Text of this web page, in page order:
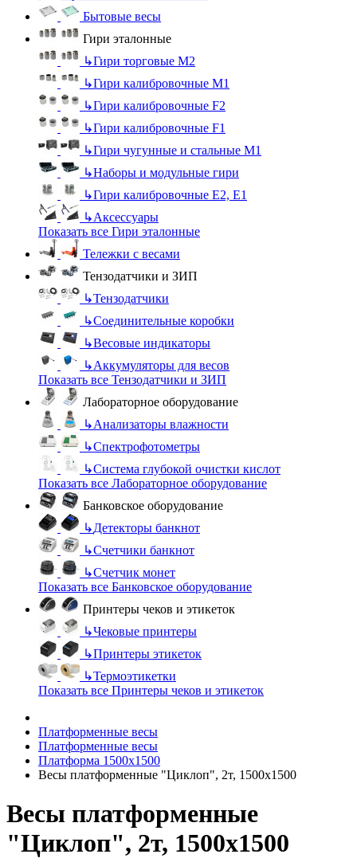
Бытовые весы
Гири эталонные
↳Гири торговые М2
↳Гири калибровочные М1
↳Гири калибровочные F2
↳Гири калибровочные F1
↳Гири чугунные и стальные М1
↳Наборы и модульные гири
↳Гири калибровочные E2, Е1
↳Аксессуары
Показать все Гири эталонные
Тележки с весами
Тензодатчики и ЗИП
↳Тензодатчики
↳Соединительные коробки
↳Весовые индикаторы
↳Аккумуляторы для весов
Показать все Тензодатчики и ЗИП
Лабораторное оборудование
↳Анализаторы влажности
↳Спектрофотометры
↳Система глубокой очистки кислот
Показать все Лабораторное оборудование
Банковское оборудование
↳Детекторы банкнот
↳Счетчики банкнот
↳Счетчик монет
Показать все Банковское оборудование
Принтеры чеков и этикеток
↳Чековые принтеры
↳Принтеры этикеток
↳Термоэтикетки
Показать все Принтеры чеков и этикеток
Платформенные весы
Платформенные весы
Платформа 1500х1500
Весы платформенные "Циклоп", 2т, 1500х1500
Весы платформенные
"Циклоп", 2т, 1500х1500